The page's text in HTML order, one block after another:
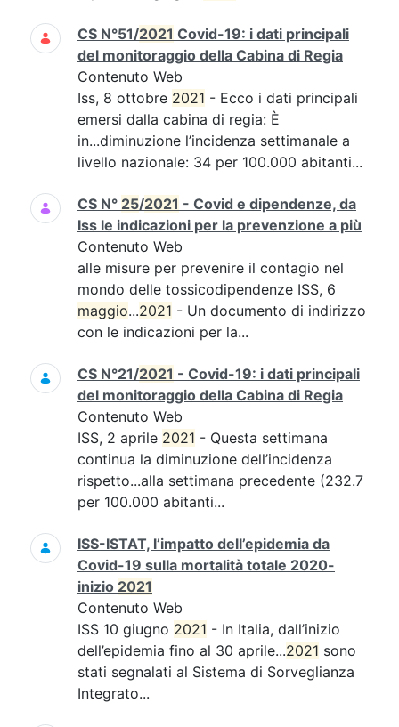
CS N°51/2021 Covid-19: i dati principali
del monitoraggio della Cabina di Regia
Contenuto Web
Iss, 8 ottobre 2021 - Ecco i dati principali
emersi dalla cabina di regia: È
in...diminuzione l’incidenza settimanale a
livello nazionale: 34 per 100.000 abitanti...
CS N° 25/2021 - Covid e dipendenze, da
Iss le indicazioni per la prevenzione a più
Contenuto Web
alle misure per prevenire il contagio nel
mondo delle tossicodipendenze ISS, 6
maggio...2021 - Un documento di indirizzo
con le indicazioni per la...
CS N°21/2021 - Covid-19: i dati principali
del monitoraggio della Cabina di Regia
Contenuto Web
ISS, 2 aprile 2021 - Questa settimana
continua la diminuzione dell’incidenza
rispetto...alla settimana precedente (232.7
per 100.000 abitanti...
ISS-ISTAT, l’impatto dell’epidemia da
Covid-19 sulla mortalità totale 2020-
inizio 2021
Contenuto Web
ISS 10 giugno 2021 - In Italia, dall’inizio
dell’epidemia fino al 30 aprile...2021 sono
stati segnalati al Sistema di Sorveglianza
Integrato...